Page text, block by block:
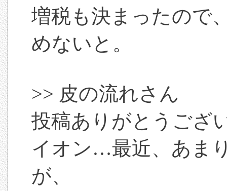
増税も決まったので
めないと。
>> 皮の流れさん
投稿ありがとうござ
イオン…最近、あま
が、